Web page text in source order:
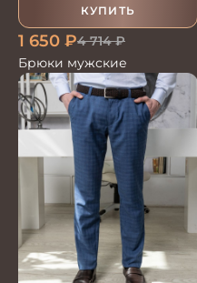
КУПИТЬ
1 650 ₽4 714₽
Брюки мужские